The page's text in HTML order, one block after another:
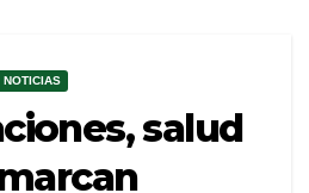
NOTICIAS
salud